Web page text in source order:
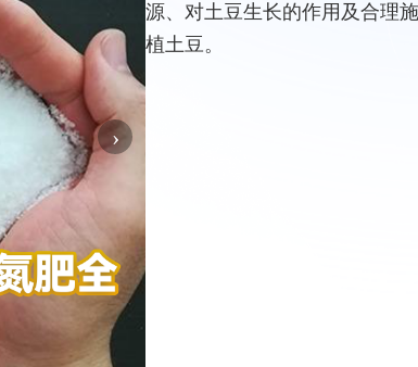
›
源、对土豆生长的作用及合理
植土豆。